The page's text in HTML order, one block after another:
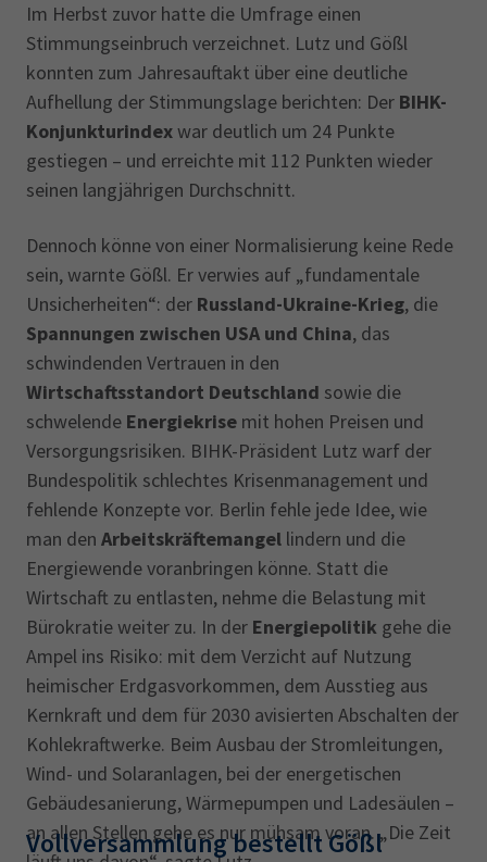
Im Herbst zuvor hatte die Umfrage einen
Stimmungseinbruch verzeichnet. Lutz und Gößl
konnten zum Jahresauftakt über eine deutliche
Aufhellung der Stimmungslage berichten: Der BIHK-
Konjunkturindexwar deutlich um 24 Punkte
gestiegen – und erreichte mit 112 Punkten wieder
seinen langjährigen Durchschnitt.
Dennoch könne von einer Normalisierung keine Rede
sein, warnte Gößl. Er verwies auf „fundamentale
Unsicherheiten“: der Russland-Ukraine-Krieg, die
Spannungen zwischen USA und China, das
schwindenden Vertrauen in den
Wirtschaftsstandort Deutschland sowie die
schwelende Energiekrise mit hohen Preisen und
Versorgungsrisiken. BIHK-Präsident Lutz warf der
Bundespolitik schlechtes Krisenmanagement und
fehlende Konzepte vor. Berlin fehle jede Idee, wie
man den Arbeitskräftemangel lindern und die
Energiewende voranbringen könne. Statt die
Wirtschaft zu entlasten, nehme die Belastung mit
Bürokratie weiter zu. In der Energiepolitik gehe die
Ampel ins Risiko: mit dem Verzicht auf Nutzung
heimischer Erdgasvorkommen, dem Ausstieg aus
Kernkraft und dem für 2030 avisierten Abschalten der
Kohlekraftwerke. Beim Ausbau der Stromleitungen,
Wind- und Solaranlagen, bei der energetischen
Gebäudesanierung, Wärmepumpen und Ladesäulen –
an allen Stellen gehe es nur mühsam voran. „Die Zeit
Vollversammlung bestellt Gößl